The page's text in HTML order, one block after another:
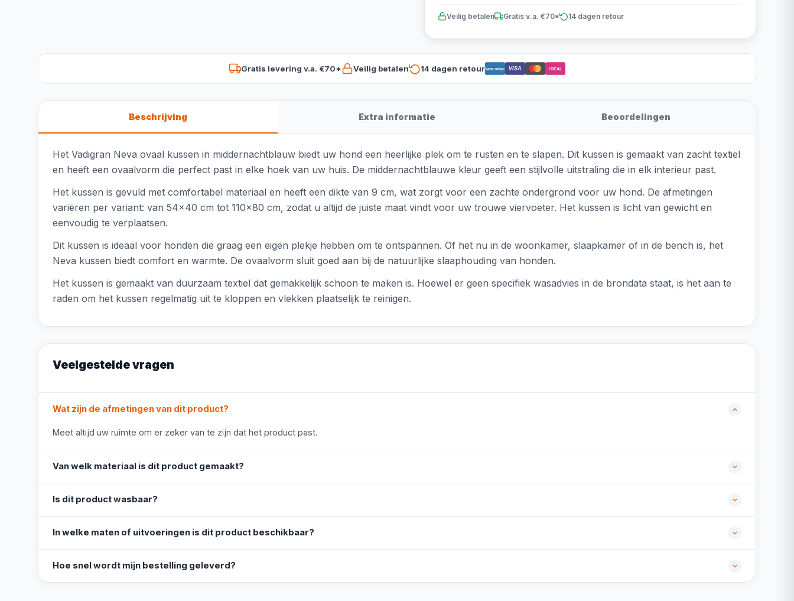
Veilig betalen Gratis v.a. €70* 14 dagen retour
Gratis levering v.a. €70* Veilig betalen 14 dagen retourBancontact VISA iDEAL
Beschrijving Extra informatie Beoordelingen
Het Vadigran Neva ovaal kussen in middernachtblauw biedt uw hond een heerlijke plek om te rusten en te slapen. Dit kussen is gemaakt van zacht textiel
en heeft een ovaalvorm die perfect past in elke hoek van uw huis. De middernachtblauwe kleur geeft een stijlvolle uitstraling die in elk interieur past.
Het kussen is gevuld met comfortabel materiaal en heeft een dikte van 9 cm, wat zorgt voor een zachte ondergrond voor uw hond. De afmetingen
variëren per variant: van 54x40 cm tot 110x80 cm, zodat u altijd de juiste maat vindt voor uw trouwe viervoeter. Het kussen is licht van gewicht en
eenvoudig te verplaatsen.
Dit kussen is ideaal voor honden die graag een eigen plekje hebben om te ontspannen. Of het nu in de woonkamer, slaapkamer of in de bench is, het
Neva kussen biedt comfort en warmte. De ovaalvorm sluit goed aan bij de natuurlijke slaaphouding van honden.
Het kussen is gemaakt van duurzaam textiel dat gemakkelijk schoon te maken is. Hoewel er geen specifiek wasadvies in de brondata staat, is het aan te
raden om het kussen regelmatig uit te kloppen en vlekken plaatselijk te reinigen.
Veelgestelde vragen
Wat zijn de afmetingen van dit product?
Meet altijd uw ruimte om er zeker van te zijn dat het product past.
Van welk materiaal is dit product gemaakt?
Is dit product wasbaar?
In welke maten of uitvoeringen is dit product beschikbaar?
Hoe snel wordt mijn bestelling geleverd?